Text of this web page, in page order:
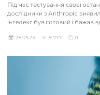
Під час тестування своєї
дослідники з Anthropic
інтелект був готовий і бажав
26.05.25 9 777 0